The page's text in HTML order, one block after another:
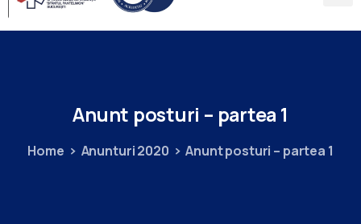
Anunt posturi – partea 1
Home Anunturi 2020 Anunt posturi – partea 1